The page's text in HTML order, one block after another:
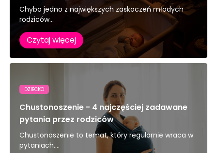
Chyba jedno z największych zaskoczeń młodych
rodziców...
Czytaj więcej
DZIECKO
Chustonoszenie - 4 najczęściej zadawane
pytania przez rodziców
Chustonoszenie to temat, który regularnie wraca w
pytaniach,...